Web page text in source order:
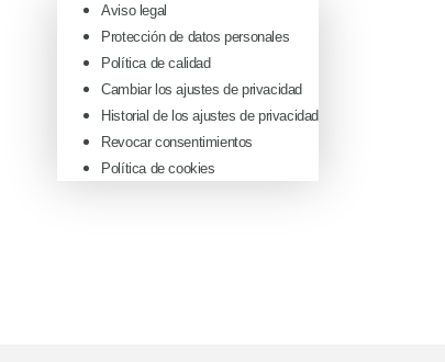
Aviso legal
Protección de datos personales
Política de calidad
Cambiar los ajustes de privacidad
Historial de los ajustes de privacidad
Revocar consentimientos
Política de cookies